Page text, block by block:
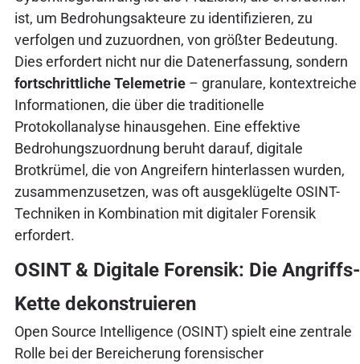
ist, um Bedrohungsakteure zu identifizieren, zu
verfolgen und zuzuordnen, von größter Bedeutung.
Dies erfordert nicht nur die Datenerfassung, sondern
fortschrittliche Telemetrie– granulare, kontextreiche
Informationen, die über die traditionelle
Protokollanalyse hinausgehen. Eine effektive
Bedrohungszuordnung beruht darauf, digitale
Brotkrümel, die von Angreifern hinterlassen wurden,
zusammenzusetzen, was oft ausgeklügelte OSINT-
Techniken in Kombination mit digitaler Forensik
erfordert.
OSINT & Digitale Forensik: Die Angriffs-
Kette dekonstruieren
Open Source Intelligence (OSINT) spielt eine zentrale
Rolle bei der Bereicherung forensischer